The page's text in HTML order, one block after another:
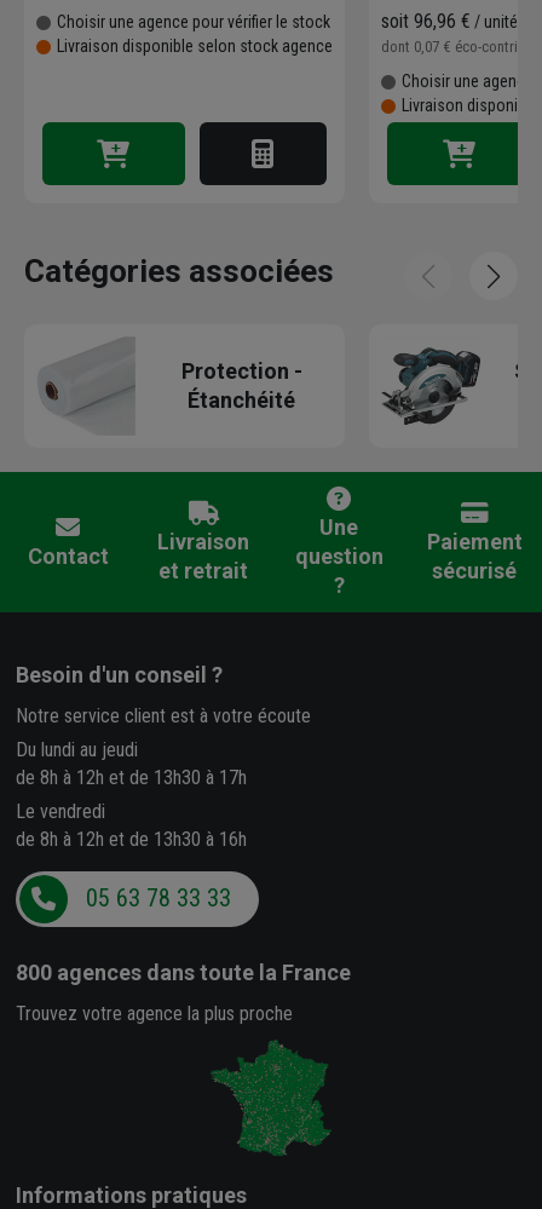
Choisir une agence pour vérifier le stock
Livraison disponible selon stock agence
soit96,96 € / unité
dont 0,07 € éco-
Choisir une agence
Livraison
Catégories associées
Protection -
Étanchéité
Contact
Livraison
et retrait
Une
question
?
Paiement
sécurisé
Besoin d'un conseil ?
Notre service client est à votre écoute
Du lundi au jeudi
de 8h à 12h et de 13h30 à 17h
Le vendredi
de 8h à 12h et de 13h30 à 16h
05 63 78 33 33
800 agences dans toute la France
Trouvez votre agence la plus proche
Informations pratiques